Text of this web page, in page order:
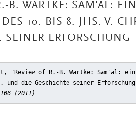
B. WARTKE: SAM'AL:
DES 10. BIS 8. JHS. V.
SEINER ERFORSCHUNG
"Review of R.-B. Wartke: Sam'al:
die Geschichte seiner
(2011)